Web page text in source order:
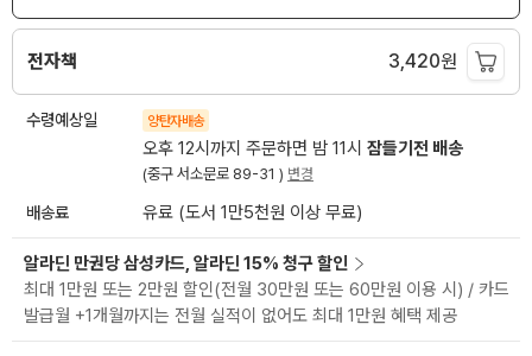
전자책 3,420원
수령예상일 양탄자배송
오후 12시까지 주문하면 밤 11시 잠들기전 배송
(중구 서소문로 89-31 ) 변경
배송료 유료 (도서 1만5천원 이상 무료)
알라딘 만권당 삼성카드, 알라딘 15% 청구 할인
최대 1만원 또는 2만원 할인(전월 30만원 또는 60만원 이용 시) / 카드
발급월 +1개월까지는 전월 실적이 없어도 최대 1만원 혜택 제공